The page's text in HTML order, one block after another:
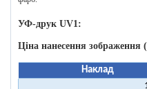
УФ-друк UV1:
Ціна нанесення
Наклад